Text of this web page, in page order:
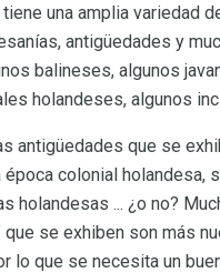
tiene una amplia variedad
antigüedades y
balineses, algunos
holandeses, algunos
antigüedades que se
colonial holandesa,
holandesas ... ¿o no?
que se exhiben son más
lo que se necesita un